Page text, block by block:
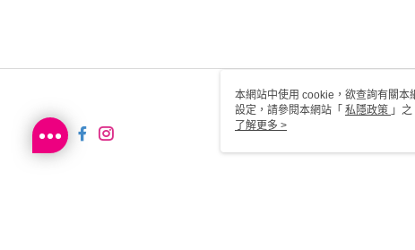
本網站中使用 cookie，欲查詢有關
設定，請參閱本網站「 私隱政策 」
用 cookie。
了解更多 >